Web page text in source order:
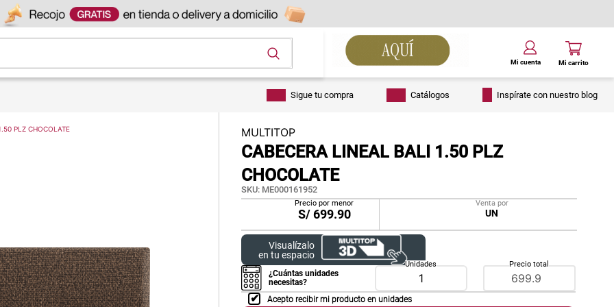
Sigue tu compra Catálogos Inspírate con nuestro blog
PLZ CHOCOLATE MULTITOP
CABECERA LINEAL BALI 1.50 PLZ
CHOCOLATE
SKU: ME000161952
Precio por menor
S/699.90
Venta por
UN
Visualízalo
en tu espacio
¿Cuántas unidades
necesitas?
Unidades Precio total
Acepto recibir mi producto en unidades